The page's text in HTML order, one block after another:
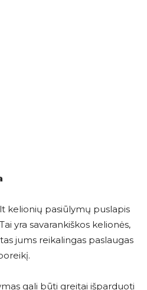
kelionių pasiūlymų puslapis
yra savarankiškos kelionės,
jums reikalingas paslaugas
gali būti greitai išparduoti